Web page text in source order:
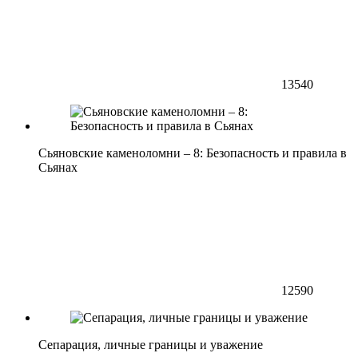
13540
Сьяновские каменоломни – 8: Безопасность и правила в
Сьянах
12590
Сепарация, личные границы и уважение